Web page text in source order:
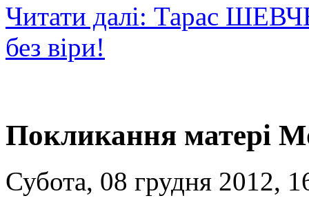
Читати далі: Тарас
без віри!
Покликання матері
Субота, 08 грудня 2012,